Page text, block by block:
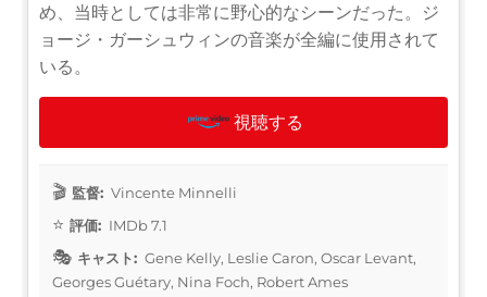
め、当時としては非常に野心的なシーンだった。ジ
ョージ・ガーシュウィンの音楽が全編に使用されて
いる。
視聴する
監督: Vincente Minnelli
評価: IMDb 7.1
キャスト: Gene Kelly, Leslie Caron, Oscar Levant,
Georges Guétary, Nina Foch, Robert Ames